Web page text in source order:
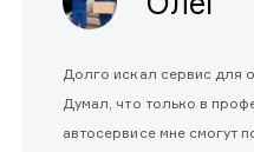
Долго искал сервис для
Думал, что только в
автосервисе мне смогут